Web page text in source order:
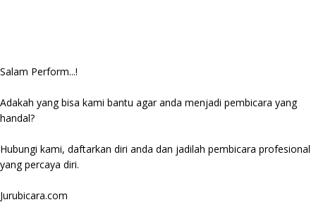
Salam Perform...!
Adakah yang bisa kami bantu agar anda menjadi pembicara yang
handal?
Hubungi kami, daftarkan diri anda dan jadilah pembicara profesional
yang percaya diri.
Jurubicara.com